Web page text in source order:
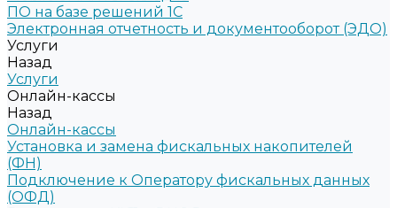
ПО на базе решений 1С
Электронная отчетность и документооборот (ЭДО)
Услуги
Назад
Услуги
Онлайн-кассы
Назад
Онлайн-кассы
Установка и замена фискальных накопителей
(ФН)
Подключение к Оператору фискальных данных
(ОФД)